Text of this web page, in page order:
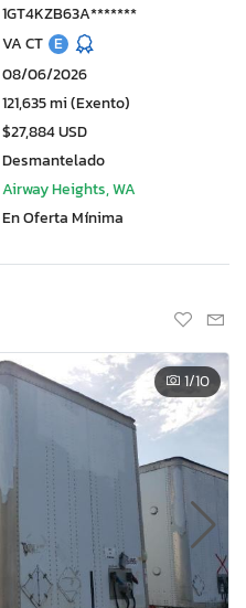
1GT4KZB63A*******
VA CT E
08/06/2026
121,635 mi (Exento)
$27,884 USD
Desmantelado
Airway Heights, WA
En Oferta Mínima
1/10